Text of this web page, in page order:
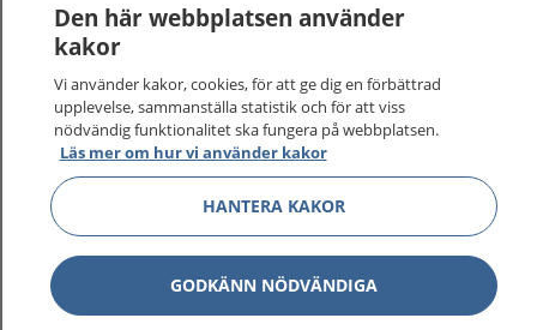
På 1177.se får du råd om hälsa och information om
sjukdomar och vilka mottagningar du kan kontakta.
Logga in för att läsa din journal och göra dina
vårdärenden. Ring telefonnummer 1177 för
sjukvårdsrådgivning dygnet runt.
1177 ger dig råd när du vill må bättre.
1177 på flera språk Visa
Den här webbplatsen använder
kakor
Vi använder kakor, cookies, för att ge dig en förbättrad
upplevelse, sammanställa statistik och för att viss
nödvändig funktionalitet ska fungera på webbplatsen.
Läs mer om hur vi använder kakor
HANTERA KAKOR
GODKÄNN NÖDVÄNDIGA